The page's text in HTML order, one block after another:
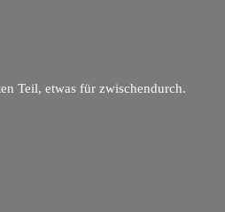
Teil, etwas für zwischendurch.